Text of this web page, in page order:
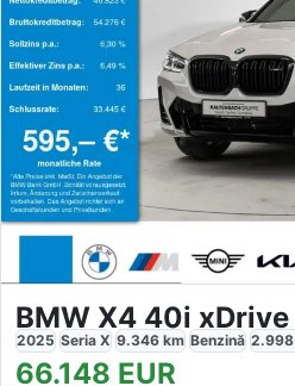
BMW X4 40i xDrive
2025 Seria X 9.346 km Benzină 2.998
66.148 EUR